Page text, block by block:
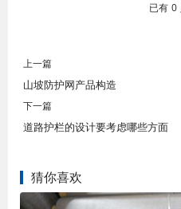
已有 0
上一篇
山坡防护网产品构造
下一篇
道路护栏的设计要考虑哪些方面
猜你喜欢